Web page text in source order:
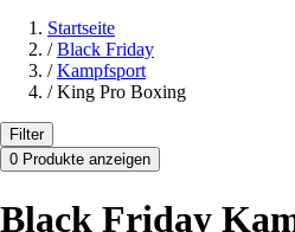
Startseite
/ Black Friday
/ Kampfsport
/ King Pro Boxing
Filter
0 Produkte anzeigen
Black Friday